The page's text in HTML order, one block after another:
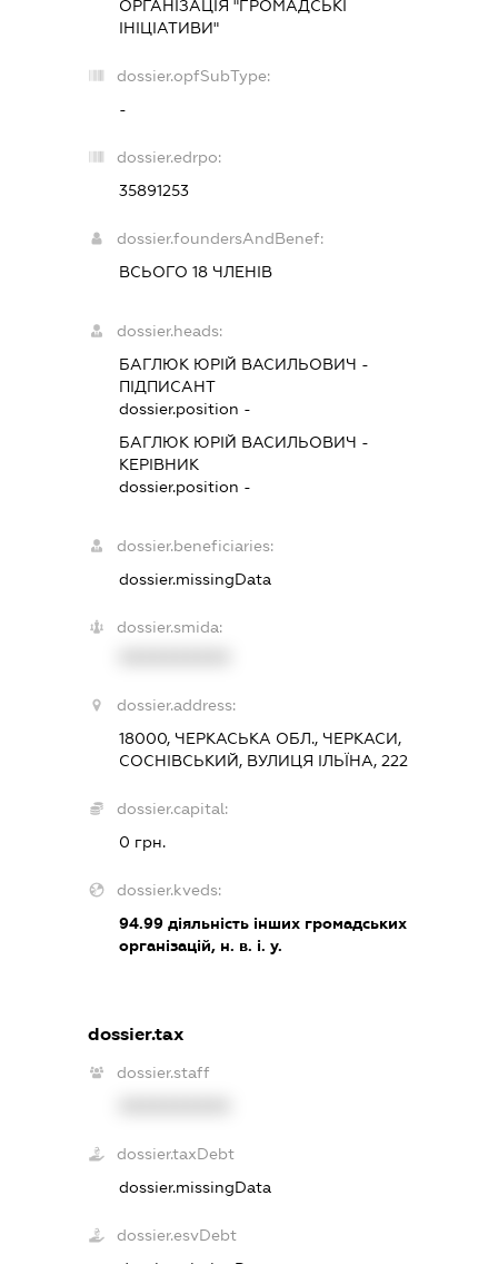
ОРГАНІЗАЦІЯ "ГРОМАДСЬКІ
ІНІЦІАТИВИ"
dossier.opfSubType:
-
dossier.edrpo:
35891253
dossier.foundersAndBenef:
ВСЬОГО 18 ЧЛЕНІВ
dossier.heads:
БАГЛЮК ЮРІЙ ВАСИЛЬОВИЧ -
ПІДПИСАНТ
dossier.position -
БАГЛЮК ЮРІЙ ВАСИЛЬОВИЧ -
КЕРІВНИК
dossier.position -
dossier.beneficiaries:
dossier.missingData
dossier.smida:
dossier.address:
18000, ЧЕРКАСЬКА ОБЛ., ЧЕРКАСИ,
СОСНІВСЬКИЙ, ВУЛИЦЯ ІЛЬЇНА, 222
dossier.capital:
0 грн.
dossier.kveds:
94.99діяльність інших громадських
організацій, н. в. і. у.
dossier.tax
dossier.staff
dossier.taxDebt
dossier.missingData
dossier.esvDebt